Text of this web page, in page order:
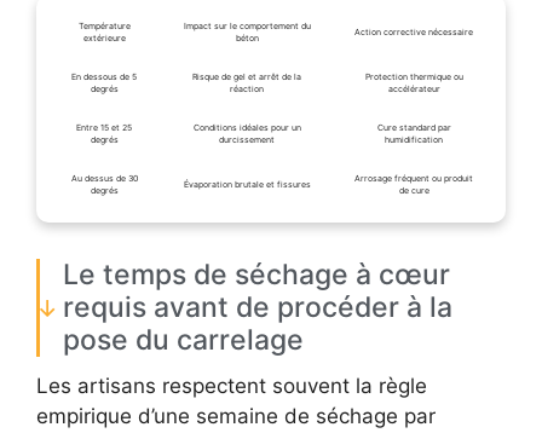
Température
extérieure
Impact sur le comportement du
béton
Action corrective nécessaire
En dessous de 5
degrés
Risque de gel et arrêt de la
réaction
Protection thermique ou
accélérateur
Entre 15 et 25
degrés
Conditions idéales pour un
durcissement
Cure standard par
humidification
Au dessus de 30
degrés
Évaporation brutale et fissures
Arrosage fréquent ou produit
de cure
Le temps de séchage à cœur
requis avant de procéder à la
pose du carrelage
Les artisans respectent souvent la règle
empirique d’une semaine de séchage par